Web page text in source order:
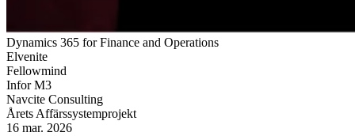
Dynamics 365 for Finance and Operations
Elvenite
Fellowmind
Infor M3
Navcite Consulting
Årets Affärssystemprojekt
16 mar. 2026